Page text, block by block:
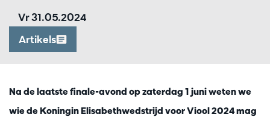
Artikels
Vr 31.05.2024
Na de laatste finale-avond op zaterdag 1 juni weten we
wie de Koningin Elisabethwedstrijd voor Viool 2024 mag